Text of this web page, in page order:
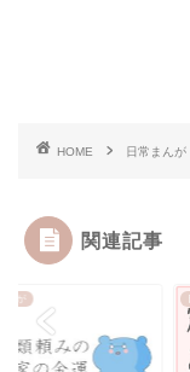
HOME 日常まんが
関連記事
んが